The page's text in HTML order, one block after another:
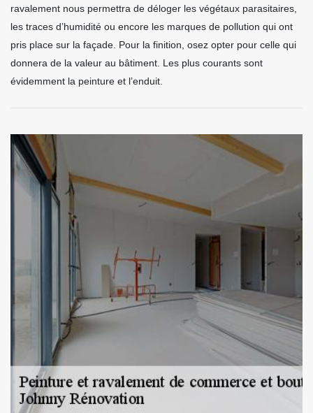
ravalement nous permettra de déloger les végétaux parasitaires,
les traces d’humidité ou encore les marques de pollution qui ont
pris place sur la façade. Pour la finition, osez opter pour celle qui
donnera de la valeur au bâtiment. Les plus courants sont
évidemment la peinture et l’enduit.